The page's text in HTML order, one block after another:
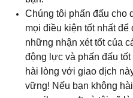
Chúng tôi phấn đấu cho
mọi điều kiện tốt nhất
những nhận xét tốt của
động lực và phấn đấu
hài lòng với giao dịch
vững! Nếu bạn không